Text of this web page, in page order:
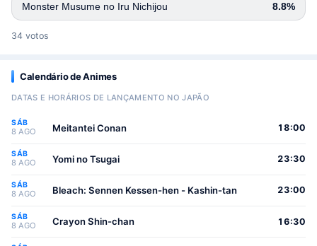
Monster Musume no Iru Nichijou 8.8%
34 votos
Calendário de Animes
DATAS E HORÁRIOS DE LANÇAMENTO NO JAPÃO
SÁB
8 AGO Meitantei Conan 18:00
SÁB
8 AGO Yomi no Tsugai 23:30
SÁB
8 AGO Bleach: Sennen Kessen-hen - Kashin-tan 23:00
SÁB
8 AGO Crayon Shin-chan 16:30